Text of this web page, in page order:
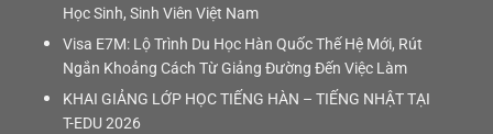
Học Sinh, Sinh Viên Việt Nam
Visa E7M: Lộ Trình Du Học Hàn Quốc Thế Hệ Mới, Rút
Ngắn Khoảng Cách Từ Giảng Đường Đến Việc Làm
KHAI GIẢNG LỚP HỌC TIẾNG HÀN – TIẾNG NHẬT TẠI
T-EDU 2026